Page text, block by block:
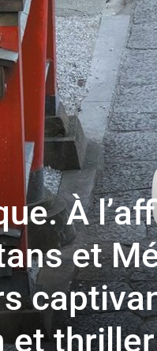
À
et
et thriller